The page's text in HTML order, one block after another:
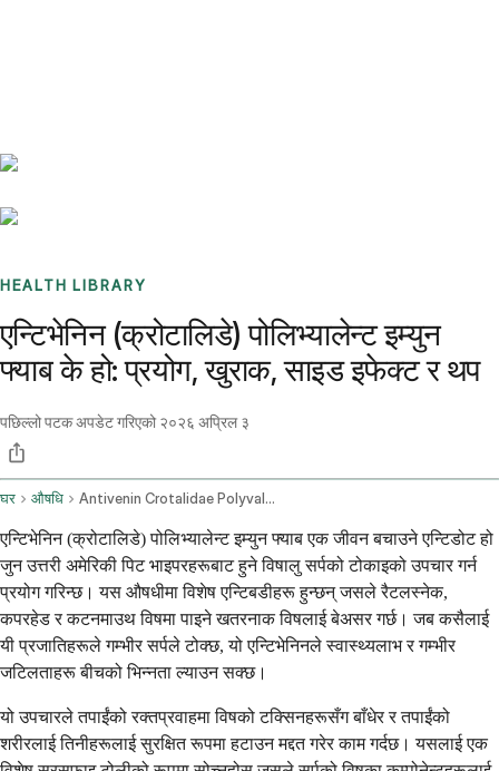
HEALTH LIBRARY
एन्टिभेनिन (क्रोटालिडे) पोलिभ्यालेन्ट इम्युन
फ्याब के हो: प्रयोग, खुराक, साइड इफेक्ट र थप
पछिल्लो पटक अपडेट गरिएको २०२६ अप्रिल ३
घर औषधि Antivenin Crotalidae Polyvalent Immune Fab Intravenous Route
एन्टिभेनिन (क्रोटालिडे) पोलिभ्यालेन्ट इम्युन फ्याब एक जीवन बचाउने एन्टिडोट हो
जुन उत्तरी अमेरिकी पिट भाइपरहरूबाट हुने विषालु सर्पको टोकाइको उपचार गर्न
प्रयोग गरिन्छ। यस औषधीमा विशेष एन्टिबडीहरू हुन्छन् जसले रैटलस्नेक,
कपरहेड र कटनमाउथ विषमा पाइने खतरनाक विषलाई बेअसर गर्छ। जब कसैलाई
यी प्रजातिहरूले गम्भीर सर्पले टोक्छ, यो एन्टिभेनिनले स्वास्थ्यलाभ र गम्भीर
जटिलताहरू बीचको भिन्नता ल्याउन सक्छ।
यो उपचारले तपाईंको रक्तप्रवाहमा विषको टक्सिनहरूसँग बाँधेर र तपाईंको
शरीरलाई तिनीहरूलाई सुरक्षित रूपमा हटाउन मद्दत गरेर काम गर्दछ। यसलाई एक